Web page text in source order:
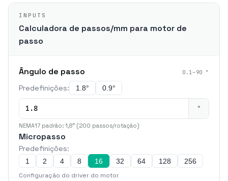
INPUTS
Calculadora de passos/mm para motor de
passo
Ângulo de passo 0.1–90 °
Predefinições: 1.8° 0.9°
°
NEMA17 padrão: 1,8° (200 passos/rotação)
Micropasso
Predefinições:
1 2 4 8 16 32 64 128
256
Configuração do driver do motor